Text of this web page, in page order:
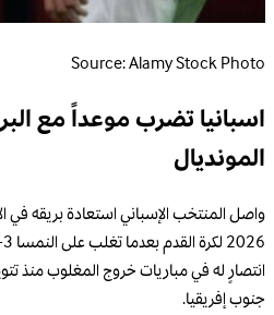
Source: Alamy Stock Photo
اسبانيا تضرب موعداً مع
المونديال
واصل المنتخب الإسباني استعادة بريقه في
جنوب إفريقيا.